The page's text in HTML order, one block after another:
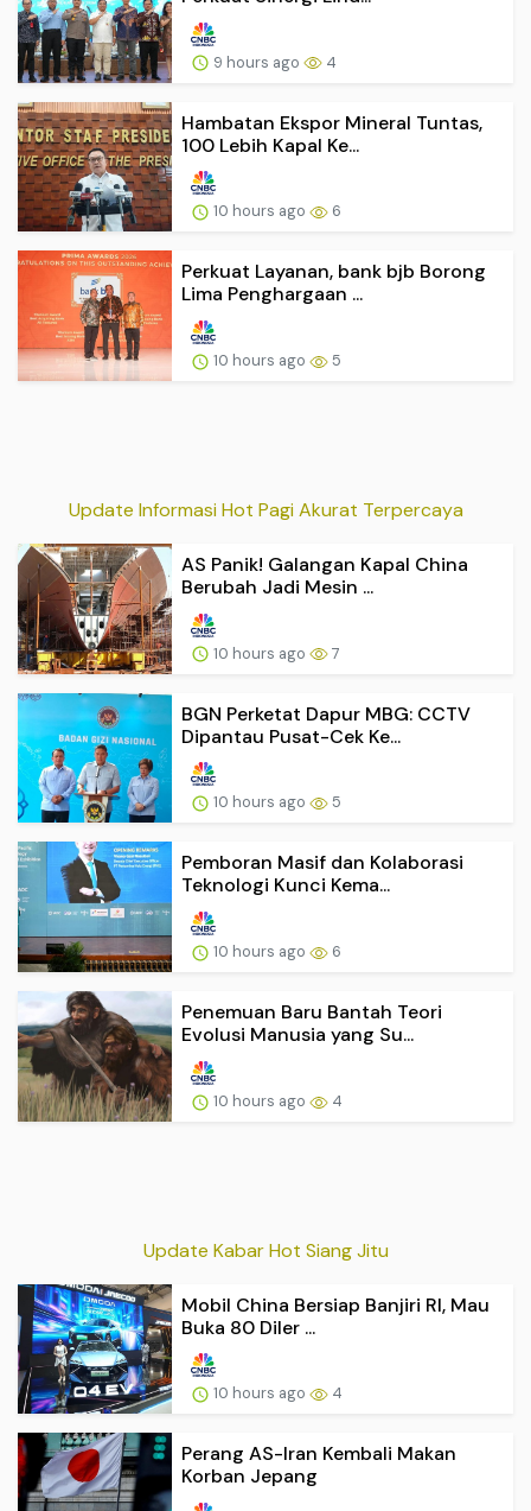
9 hours ago 4
Hambatan Ekspor Mineral Tuntas,
100 Lebih Kapal Ke...
10 hours ago 6
Perkuat Layanan, bank bjb Borong
Lima Penghargaan ...
10 hours ago 5
Update Informasi Hot Pagi Akurat Terpercaya
AS Panik! Galangan Kapal China
Berubah Jadi Mesin ...
10 hours ago 7
BGN Perketat Dapur MBG: CCTV
Dipantau Pusat-Cek Ke...
10 hours ago 5
Pemboran Masif dan Kolaborasi
Teknologi Kunci Kema...
10 hours ago 6
Penemuan Baru Bantah Teori
Evolusi Manusia yang Su...
10 hours ago 4
Update Kabar Hot Siang Jitu
Mobil China Bersiap Banjiri RI, Mau
Buka 80 Diler ...
10 hours ago 4
Perang AS-Iran Kembali Makan
Korban Jepang